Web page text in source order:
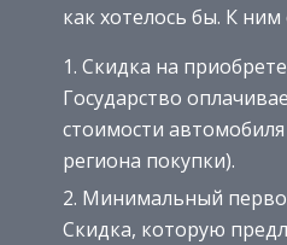
как хотелось бы. К ним
Скидка на
Государство
стоимости автомобиля
региона покупки).
Минимальный
Скидка, которую